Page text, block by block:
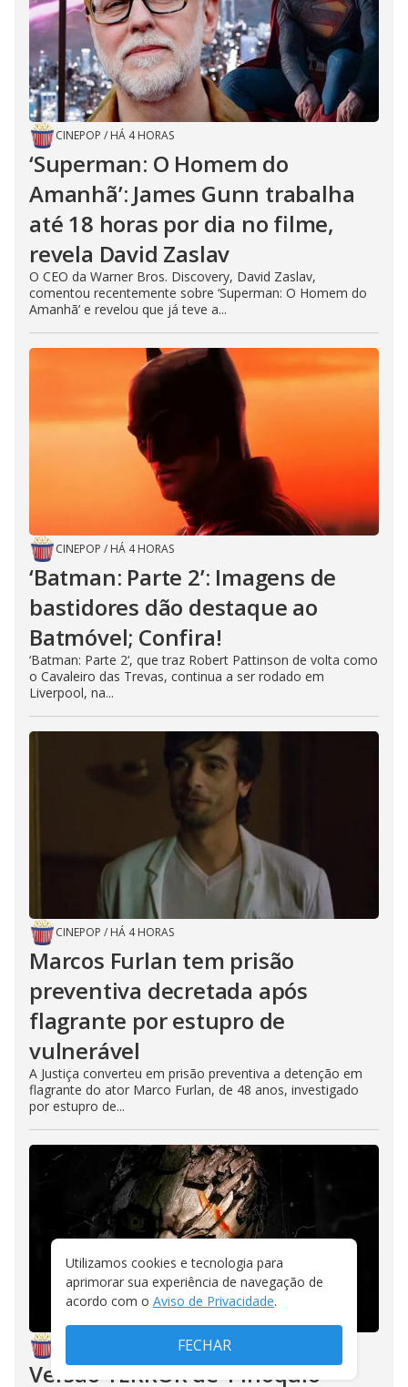
CINEPOP / HÁ 4 HORAS
‘Superman: O Homem do
Amanhã’: James Gunn trabalha
até 18 horas por dia no filme,
revela David Zaslav
O CEO da Warner Bros. Discovery, David Zaslav,
comentou recentemente sobre ‘Superman: O Homem do
Amanhã’ e revelou que já teve a...
CINEPOP / HÁ 4 HORAS
‘Batman: Parte 2’: Imagens de
bastidores dão destaque ao
Batmóvel; Confira!
‘Batman: Parte 2‘, que traz Robert Pattinson de volta como
o Cavaleiro das Trevas, continua a ser rodado em
Liverpool, na...
CINEPOP / HÁ 4 HORAS
Marcos Furlan tem prisão
preventiva decretada após
flagrante por estupro de
vulnerável
A Justiça converteu em prisão preventiva a detenção em
flagrante do ator Marco Furlan, de 48 anos, investigado
por estupro de...
Versão TERROR de ‘Pinóquio’
Utilizamos cookies e tecnologia para
aprimorar sua experiência de navegação de
acordo com o Aviso de Privacidade.
FECHAR